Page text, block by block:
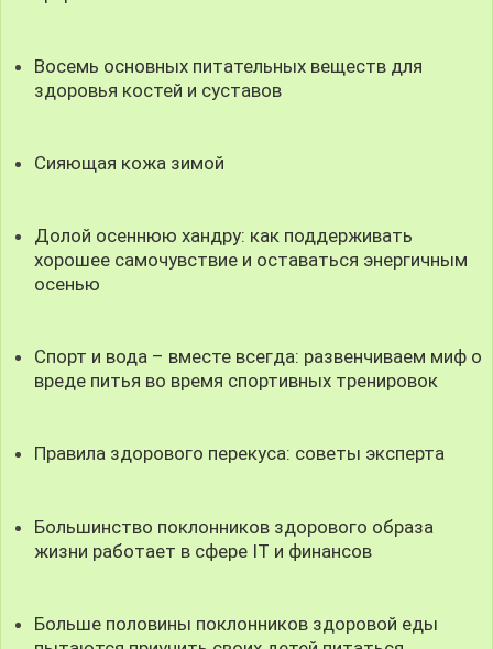
Восемь основных питательных веществ для
здоровья костей и суставов
Сияющая кожа зимой
Долой осеннюю хандру: как поддерживать
хорошее самочувствие и оставаться энергичным
осенью
Спорт и вода – вместе всегда: развенчиваем миф о
вреде питья во время спортивных тренировок
Правила здорового перекуса: советы эксперта
Большинство поклонников здорового образа
жизни работает в сфере IT и финансов
Больше половины поклонников здоровой еды